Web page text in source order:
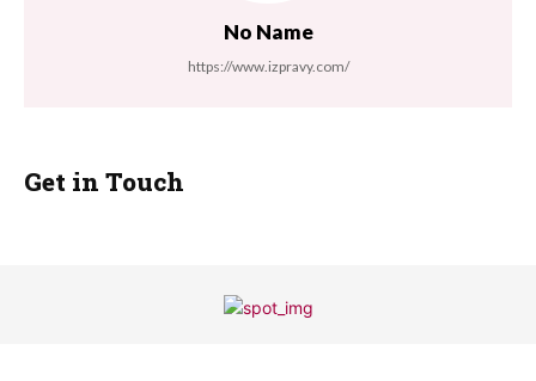
No Name
https://www.izpravy.com/
Get in Touch